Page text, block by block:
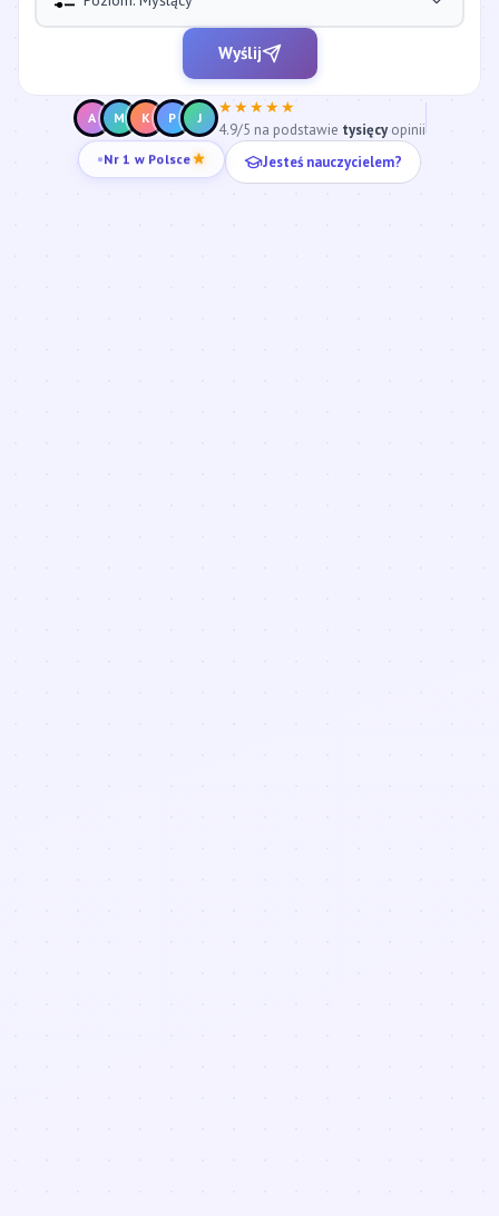
Wyślij
A M K P J
★★★★★
4.9/5 na podstawie tysięcyopinii
Nr 1 w Polsce Jesteś nauczycielem?